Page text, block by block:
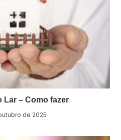
Lar – Como fazer
de 2025